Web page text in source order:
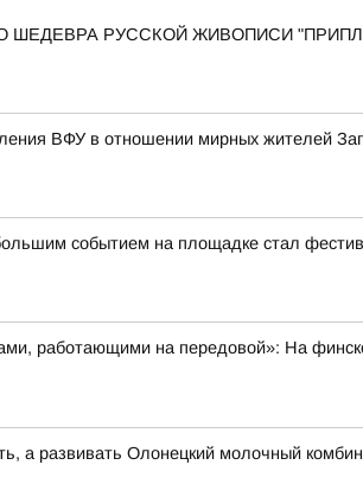
ШЕДЕВРА РУССКОЙ ЖИВОПИСИ
ВФУ в отношении мирных жителей
событием на площадке стал
работающими на передовой»: На
а развивать Олонецкий молочный